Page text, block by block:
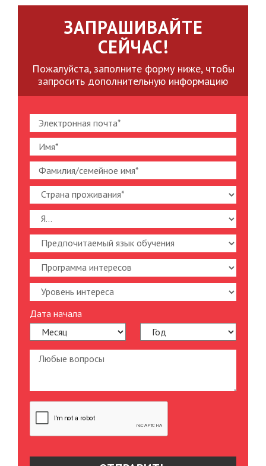
ЗАПРАШИВАЙТЕ
СЕЙЧАС!
Пожалуйста, заполните форму ниже, чтобы
запросить дополнительную информацию
Дата начала